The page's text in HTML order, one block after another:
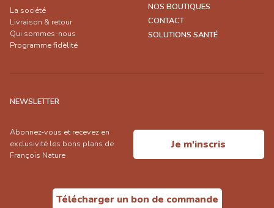
La société
Livraison & retour
Qui sommes-nous
Programme fidèlité
NOS BOUTIQUES
CONTACT
SOLUTIONS SANTÉ
NEWSLETTER
Abonnez-vous et recevez en
exclusivité les bons plans de
François Nature
Je m'inscris
Télécharger un bon de commande